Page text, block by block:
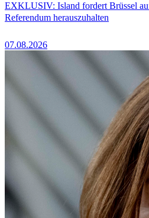
EXKLUSIV: Island fordert Brüssel
Referendum herauszuhalten
07.08.2026